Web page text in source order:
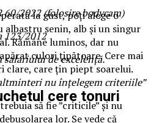
60/2022 (folosire bodycam)
123/2012
salariului de excelență.
nu înțelegem criteriile”
să fie ”criticile” și nu
lor. Se vede că
la gust, poți alege o
albastru senin, alb și un singur
Rămâne luminos, dar nu
culori țipătoare. Cere mai
clare, care țin piept soarelui.
cere tonuri